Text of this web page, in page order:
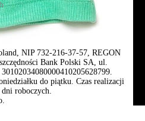
NIP 732-216-37-57, REGON
Bank Polski SA, ul.
do piątku. Czas realizacji
roboczych.